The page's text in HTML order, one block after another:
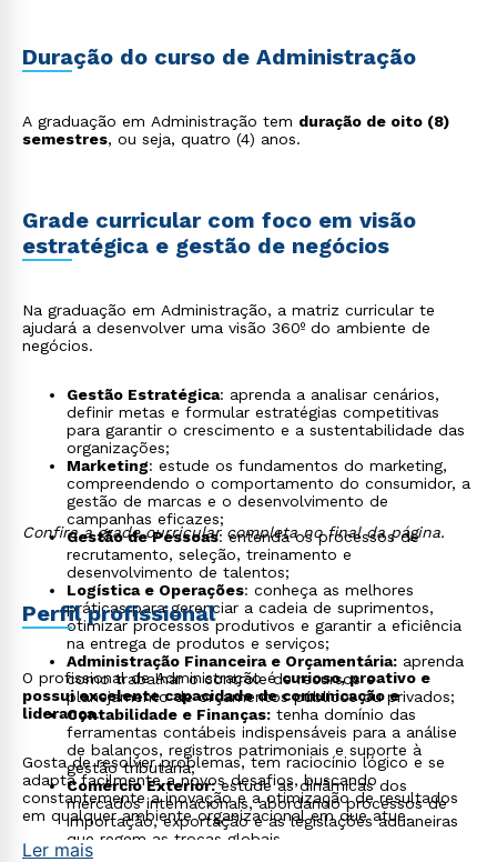
Duração do curso de Administração
A graduação em Administração tem duração de oito (8)
semestres, ou seja, quatro (4) anos.
Grade curricular com foco em visão
estratégica e gestão de negócios
Na graduação em Administração, a matriz curricular te
ajudará a desenvolver uma visão 360º do ambiente de
negócios.
Gestão Estratégica: aprenda a analisar cenários,
definir metas e formular estratégias competitivas
para garantir o crescimento e a sustentabilidade das
organizações;
Marketing: estude os fundamentos do marketing,
compreendendo o comportamento do consumidor, a
gestão de marcas e o desenvolvimento de
campanhas eficazes;
Gestão de Pessoas: entenda os processos de
recrutamento, seleção, treinamento e
desenvolvimento de talentos;
Logística e Operações: conheça as melhores
práticas para gerenciar a cadeia de suprimentos,
otimizar processos produtivos e garantir a eficiência
na entrega de produtos e serviços;
Administração Financeira e Orçamentária: aprenda
como trabalhar o controle de recursos e
planejamento de orçamentos públicos ou privados;
Contabilidade e Finanças: tenha domínio das
ferramentas contábeis indispensáveis para a análise
de balanços, registros patrimoniais e suporte à
gestão tributária;
Comércio Exterior:estude as dinâmicas dos
mercados internacionais, abordando processos de
importação, exportação e as legislações aduaneiras
que regem as trocas globais.
Confira a grade curricular completa no final da página.
Perfil profissional
O profissional de Administração écurioso, proativo e
possui excelente capacidade de comunicação e
liderança.
Gosta de resolver problemas, tem raciocínio lógico e se
adapta facilmente a novos desafios, buscando
constantemente a inovação e a otimização de resultados
em qualquer ambiente organizacional em que atue.
Ler mais